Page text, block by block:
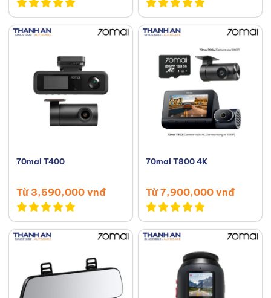
70mai T400
Từ 3,590,000 vnđ
70mai T800 4K
Từ 7,900,000 vnđ